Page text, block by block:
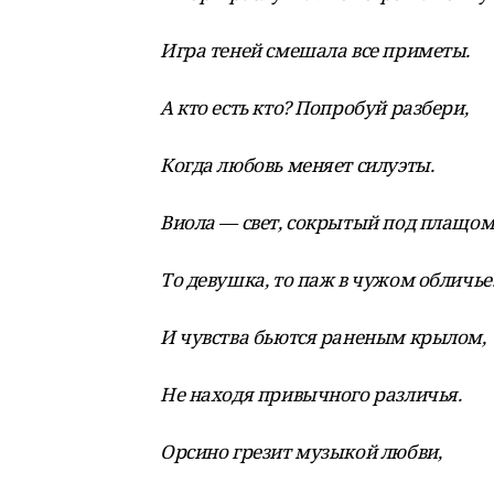
Игра теней смешала все приметы.
А кто есть кто? Попробуй разбери,
Когда любовь меняет силуэты.
Виола — свет, сокрытый под
То девушка, то паж в чужом
И чувства бьются раненым крылом,
Не находя привычного различья.
Орсино грезит музыкой любви,